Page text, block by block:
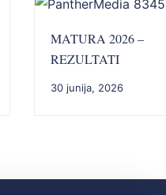
MATURA 2026 –
REZULTATI
30 junija, 2026